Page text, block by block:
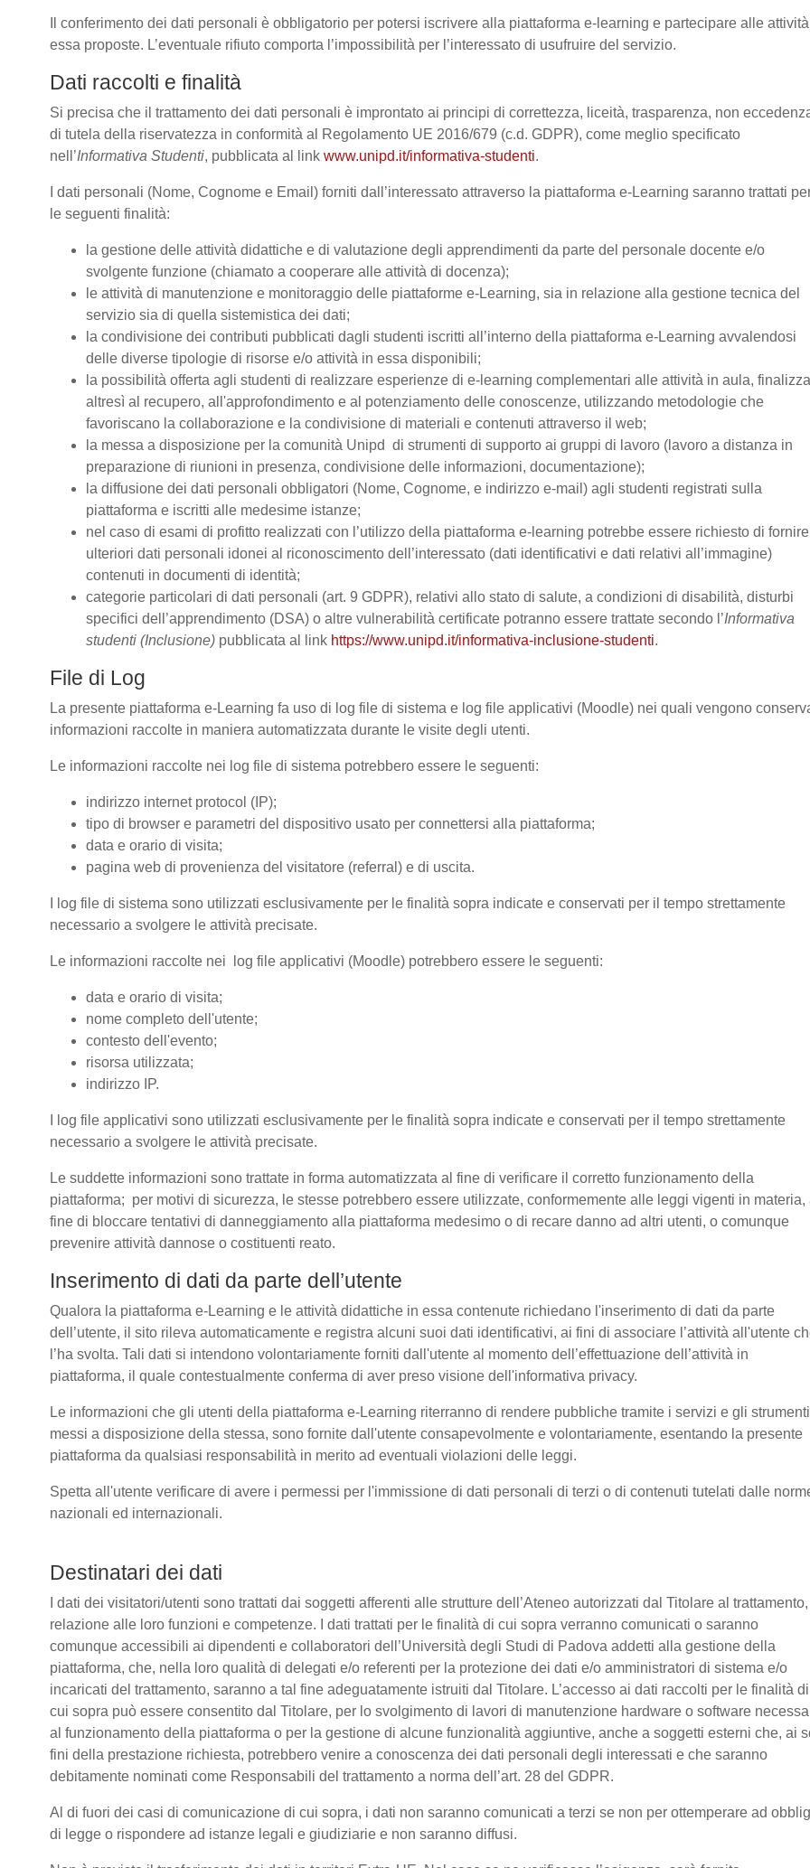
Il conferimento dei dati personali è obbligatorio per potersi iscrivere alla piattaforma e-learning e partecipare alle
essa proposte. L’eventuale rifiuto comporta l’impossibilità per l’interessato di usufruire del servizio.
Dati raccolti e finalità
Si precisa che il trattamento dei dati personali è improntato ai principi di correttezza, liceità, trasparenza, non
di tutela della riservatezza in conformità al Regolamento UE 2016/679 (c.d. GDPR), come meglio specificato
nell’Informativa Studenti, pubblicata al link www.unipd.it/informativa-studenti.
I dati personali (Nome, Cognome e Email) forniti dall’interessato attraverso la piattaforma e-Learning saranno trattati
le seguenti finalità:
la gestione delle attività didattiche e di valutazione degli apprendimenti da parte del personale docente e/o
svolgente funzione (chiamato a cooperare alle attività di docenza);
le attività di manutenzione e monitoraggio delle piattaforme e-Learning, sia in relazione alla gestione tecnica del
servizio sia di quella sistemistica dei dati;
la condivisione dei contributi pubblicati dagli studenti iscritti all’interno della piattaforma e-Learning avvalendosi
delle diverse tipologie di risorse e/o attività in essa disponibili;
la possibilità offerta agli studenti di realizzare esperienze di e-learning complementari alle attività in aula,
altresì al recupero, all'approfondimento e al potenziamento delle conoscenze, utilizzando metodologie che
favoriscano la collaborazione e la condivisione di materiali e contenuti attraverso il web;
la messa a disposizione per la comunità Unipd di strumenti di supporto ai gruppi di lavoro (lavoro a distanza in
preparazione di riunioni in presenza, condivisione delle informazioni, documentazione);
la diffusione dei dati personali obbligatori (Nome, Cognome, e indirizzo e-mail) agli studenti registrati sulla
piattaforma e iscritti alle medesime istanze;
nel caso di esami di profitto realizzati con l’utilizzo della piattaforma e-learning potrebbe essere richiesto di fornire
ulteriori dati personali idonei al riconoscimento dell’interessato (dati identificativi e dati relativi all’immagine)
contenuti in documenti di identità;
categorie particolari di dati personali (art. 9 GDPR), relativi allo stato di salute, a condizioni di disabilità, disturbi
specifici dell’apprendimento (DSA) o altre vulnerabilità certificate potranno essere trattate secondo l’Informativa
studenti (Inclusione) pubblicata al link https://www.unipd.it/informativa-inclusione-studenti.
File di Log
La presente piattaforma e-Learning fa uso di log file di sistema e log file applicativi (Moodle) nei quali vengono
informazioni raccolte in maniera automatizzata durante le visite degli utenti.
Le informazioni raccolte nei log file di sistema potrebbero essere le seguenti:
indirizzo internet protocol (IP);
tipo di browser e parametri del dispositivo usato per connettersi alla piattaforma;
data e orario di visita;
pagina web di provenienza del visitatore (referral) e di uscita.
I log file di sistema sono utilizzati esclusivamente per le finalità sopra indicate e conservati per il tempo strettamente
necessario a svolgere le attività precisate.
Le informazioni raccolte nei log file applicativi (Moodle) potrebbero essere le seguenti:
data e orario di visita;
nome completo dell'utente;
contesto dell'evento;
risorsa utilizzata;
indirizzo IP.
I log file applicativi sono utilizzati esclusivamente per le finalità sopra indicate e conservati per il tempo strettamente
necessario a svolgere le attività precisate.
Le suddette informazioni sono trattate in forma automatizzata al fine di verificare il corretto funzionamento della
piattaforma; per motivi di sicurezza, le stesse potrebbero essere utilizzate, conformemente alle leggi vigenti in materia,
fine di bloccare tentativi di danneggiamento alla piattaforma medesimo o di recare danno ad altri utenti, o comunque
prevenire attività dannose o costituenti reato.
Inserimento di dati da parte dell’utente
Qualora la piattaforma e-Learning e le attività didattiche in essa contenute richiedano l'inserimento di dati da parte
dell’utente, il sito rileva automaticamente e registra alcuni suoi dati identificativi, ai fini di associare l’attività all'utente
l’ha svolta. Tali dati si intendono volontariamente forniti dall'utente al momento dell’effettuazione dell’attività in
piattaforma, il quale contestualmente conferma di aver preso visione dell'informativa privacy.
Le informazioni che gli utenti della piattaforma e-Learning riterranno di rendere pubbliche tramite i servizi e gli strumenti
messi a disposizione della stessa, sono fornite dall'utente consapevolmente e volontariamente, esentando la presente
piattaforma da qualsiasi responsabilità in merito ad eventuali violazioni delle leggi.
Spetta all'utente verificare di avere i permessi per l'immissione di dati personali di terzi o di contenuti tutelati dalle
nazionali ed internazionali.
Destinatari dei dati
I dati dei visitatori/utenti sono trattati dai soggetti afferenti alle strutture dell’Ateneo autorizzati dal Titolare al
relazione alle loro funzioni e competenze. I dati trattati per le finalità di cui sopra verranno comunicati o saranno
comunque accessibili ai dipendenti e collaboratori dell’Università degli Studi di Padova addetti alla gestione della
piattaforma, che, nella loro qualità di delegati e/o referenti per la protezione dei dati e/o amministratori di sistema e/o
incaricati del trattamento, saranno a tal fine adeguatamente istruiti dal Titolare. L’accesso ai dati raccolti per le finalità di
cui sopra può essere consentito dal Titolare, per lo svolgimento di lavori di manutenzione hardware o software
al funzionamento della piattaforma o per la gestione di alcune funzionalità aggiuntive, anche a soggetti esterni che, ai
fini della prestazione richiesta, potrebbero venire a conoscenza dei dati personali degli interessati e che saranno
debitamente nominati come Responsabili del trattamento a norma dell’art. 28 del GDPR.
Al di fuori dei casi di comunicazione di cui sopra, i dati non saranno comunicati a terzi se non per ottemperare ad
di legge o rispondere ad istanze legali e giudiziarie e non saranno diffusi.